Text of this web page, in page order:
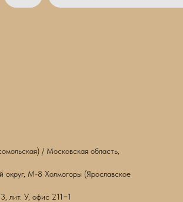
/ Московская область,
М-8 Холмогоры (Ярославское
лит. У, офис 211−1